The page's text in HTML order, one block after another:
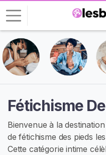
Fétichisme
Bienvenue à la
de fétichisme des pieds
Cette catégorie intime
C
o
n
n
e
x
i
o
n